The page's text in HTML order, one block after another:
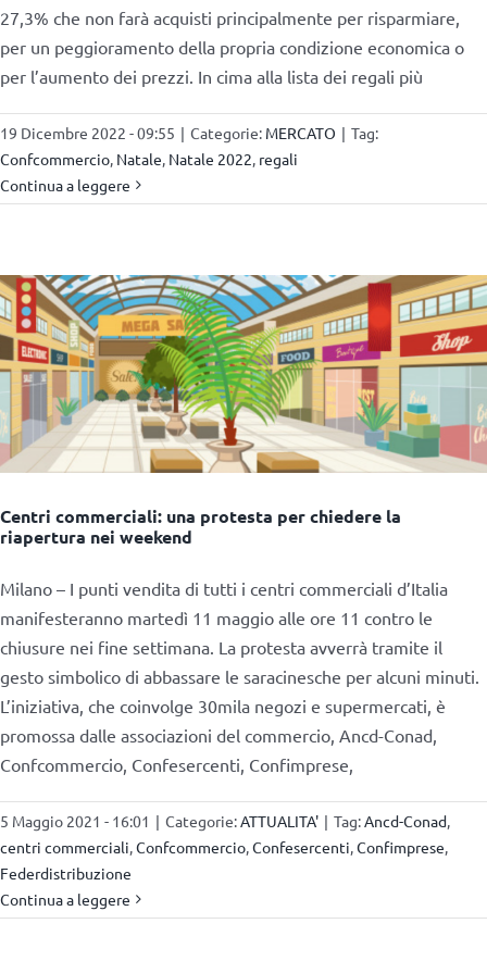
27,3% che non farà acquisti principalmente per risparmiare,
per un peggioramento della propria condizione economica o
per l’aumento dei prezzi. In cima alla lista dei regali più
19 Dicembre 2022 - 09:55 | Categorie: MERCATO | Tag:
Confcommercio, Natale, Natale 2022, regali
Continua a leggere
Centri commerciali: una protesta per chiedere la
riapertura nei weekend
Milano – I punti vendita di tutti i centri commerciali d’Italia
manifesteranno martedì 11 maggio alle ore 11 contro le
chiusure nei fine settimana. La protesta avverrà tramite il
gesto simbolico di abbassare le saracinesche per alcuni minuti.
L’iniziativa, che coinvolge 30mila negozi e supermercati, è
promossa dalle associazioni del commercio, Ancd-Conad,
Confcommercio, Confesercenti, Confimprese,
5 Maggio 2021 - 16:01 | Categorie:ATTUALITA' | Tag:Ancd-Conad,
centri commerciali,Confcommercio,Confesercenti,Confimprese,
Federdistribuzione
Continua a leggere